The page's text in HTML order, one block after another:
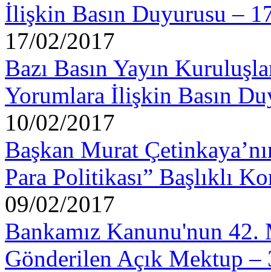
İlişkin Basın Duyurusu –
17/02/2017
Bazı Basın Yayın
Yorumlara İlişkin Basın
10/02/2017
Başkan Murat
Para Politikası” Başlıklı
09/02/2017
Bankamız Kanunu'nun 42.
Gönderilen Açık Mektup